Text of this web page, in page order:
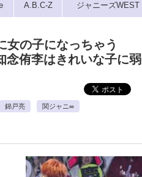
A.B.C-Z ジャニーズWEST
女の子になっちゃう
念侑李はきれいな子に弱
錦戸亮 関ジャニ∞